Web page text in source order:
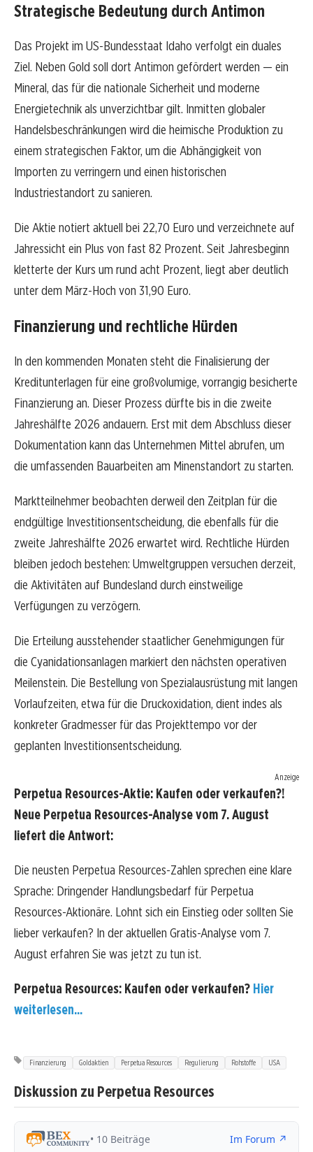
Strategische Bedeutung durch Antimon
Das Projekt im US-Bundesstaat Idaho verfolgt ein duales
Ziel. Neben Gold soll dort Antimon gefördert werden — ein
Mineral, das für die nationale Sicherheit und moderne
Energietechnik als unverzichtbar gilt. Inmitten globaler
Handelsbeschränkungen wird die heimische Produktion zu
einem strategischen Faktor, um die Abhängigkeit von
Importen zu verringern und einen historischen
Industriestandort zu sanieren.
Die Aktie notiert aktuell bei 22,70 Euro und verzeichnete auf
Jahressicht ein Plus von fast 82 Prozent. Seit Jahresbeginn
kletterte der Kurs um rund acht Prozent, liegt aber deutlich
unter dem März-Hoch von 31,90 Euro.
Finanzierung und rechtliche Hürden
In den kommenden Monaten steht die Finalisierung der
Kreditunterlagen für eine großvolumige, vorrangig besicherte
Finanzierung an. Dieser Prozess dürfte bis in die zweite
Jahreshälfte 2026 andauern. Erst mit dem Abschluss dieser
Dokumentation kann das Unternehmen Mittel abrufen, um
die umfassenden Bauarbeiten am Minenstandort zu starten.
Marktteilnehmer beobachten derweil den Zeitplan für die
endgültige Investitionsentscheidung, die ebenfalls für die
zweite Jahreshälfte 2026 erwartet wird. Rechtliche Hürden
bleiben jedoch bestehen: Umweltgruppen versuchen derzeit,
die Aktivitäten auf Bundesland durch einstweilige
Verfügungen zu verzögern.
Die Erteilung ausstehender staatlicher Genehmigungen für
die Cyanidationsanlagen markiert den nächsten operativen
Meilenstein. Die Bestellung von Spezialausrüstung mit langen
Vorlaufzeiten, etwa für die Druckoxidation, dient indes als
konkreter Gradmesser für das Projekttempo vor der
geplanten Investitionsentscheidung.
Anzeige
Perpetua Resources-Aktie: Kaufen oder verkaufen?!
Neue Perpetua Resources-Analyse vom 7. August
liefert die Antwort:
Die neusten Perpetua Resources-Zahlen sprechen eine klare
Sprache: Dringender Handlungsbedarf für Perpetua
Resources-Aktionäre. Lohnt sich ein Einstieg oder sollten Sie
lieber verkaufen? In der aktuellen Gratis-Analyse vom 7.
August erfahren Sie was jetzt zu tun ist.
Perpetua Resources: Kaufen oder verkaufen? Hier
weiterlesen...
Finanzierung Goldaktien Perpetua Resources Regulierung Rohstoffe USA
Diskussion zu Perpetua Resources